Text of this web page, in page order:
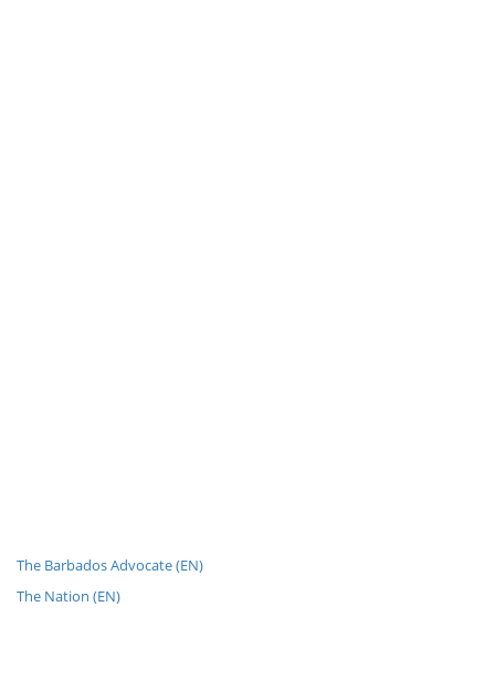
The Barbados Advocate (EN)
The Nation (EN)